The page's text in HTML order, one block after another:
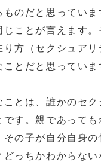
ものだと思ってい
じことが言えます
り方（セクシュア
とだと思っていま
とは、誰かのセ
です。親であって
の子が自分自身
っちかわからな